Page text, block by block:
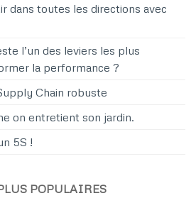
dans toutes les directions avec
l’un des leviers les plus
la performance ?
Chain robuste
on entretient son jardin.
5S !
POPULAIRES